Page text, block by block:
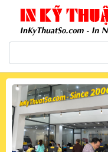
inkythuatso.com